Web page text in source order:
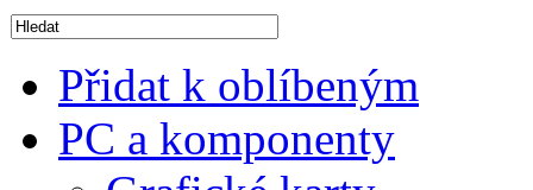
Přidat k oblíbeným
PC a komponenty